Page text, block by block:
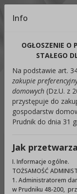
Kontrast:
Rozmiar czcionki:
A
A+
Lektor:
Czytaj odnośniki
Ukryj panel
Wyszukiwarka
Info
OGŁOSZENIE O
STAŁEGO
Na podstawie art.
zakupie
domowych (Dz.U. z
przystępuje do
gospodarstw
Prudnik do dnia 31
Jak
I. Informacje ogólne.
TOŻSAMOŚĆ
1. Administratorem
w Prudniku 48-200,